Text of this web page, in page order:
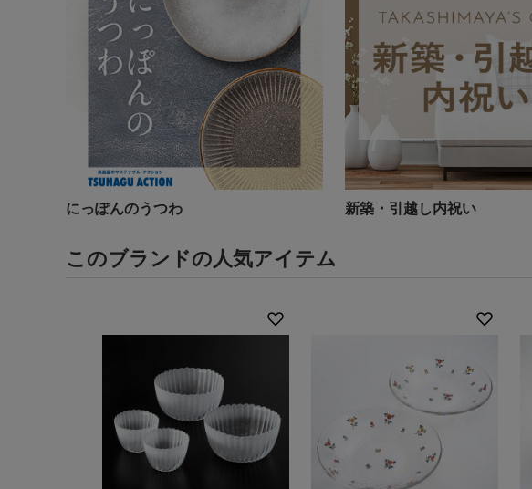
にっぽんのうつわ 新築・引越し内祝い
このブランドの人気アイテム